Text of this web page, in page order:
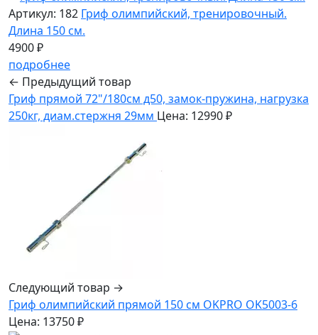
Артикул: 182 Гриф олимпийский, тренировочный.
Длина 150 см.
4900 ₽
подробнее
← Предыдущий товар
Гриф прямой 72"/180см д50, замок-пружина, нагрузка
250кг, диам.стержня 29мм Цена: 12990 ₽
Следующий товар →
Гриф олимпийский прямой 150 см OKPRO OK5003-6
Цена: 13750 ₽